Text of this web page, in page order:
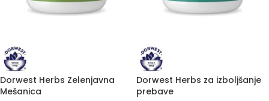
Dorwest Herbs Zelenjavna
Mešanica
Dorwest Herbs za izboljšanje
prebave